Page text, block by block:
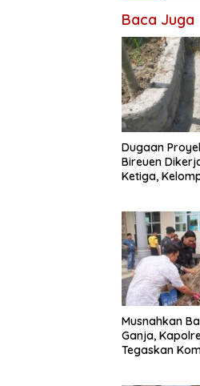
Baca Juga
Dugaan
Bireuen
Ketiga,
Musnahkan
Ganja,
Tegaskan